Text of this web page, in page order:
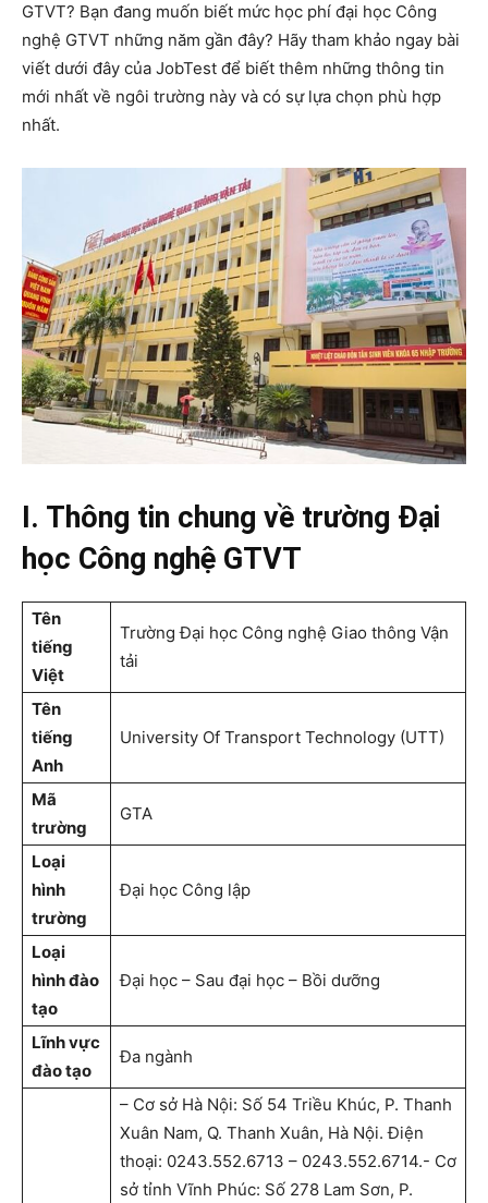
GTVT? Bạn đang muốn biết mức học phí đại học Công
nghệ GTVT những năm gần đây? Hãy tham khảo ngay bài
viết dưới đây của JobTest để biết thêm những thông tin
mới nhất về ngôi trường này và có sự lựa chọn phù hợp
nhất.
I. Thông tin chung về trường Đại
học Công nghệ GTVT
Tên
tiếng
Việt
Trường Đại học Công nghệ Giao thông Vận
tải
Tên
tiếng
Anh
University Of Transport Technology (UTT)
Mã
trường
GTA
Loại
hình
trường
Đại học Công lập
Loại
hình đào
tạo
Đại học – Sau đại học – Bồi dưỡng
Lĩnh vực
đào tạo
Đa ngành
– Cơ sở Hà Nội: Số 54 Triều Khúc, P. Thanh
Xuân Nam, Q. Thanh Xuân, Hà Nội. Điện
thoại: 0243.552.6713 – 0243.552.6714.- Cơ
sở tỉnh Vĩnh Phúc: Số 278 Lam Sơn, P.